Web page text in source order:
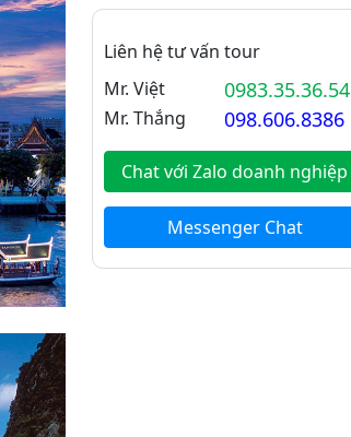
Liên hệ tư vấn tour
Mr. Việt
0983.35.36.54
Mr. Thắng 098.606.8386
Chat với Zalo doanh nghiệp
Messenger Chat